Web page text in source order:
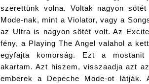
szerettünk volna. Voltak nagyon
Mode-nak, mint a Violator, vagy a
az Ultra is nagyon sötét volt. Az
fény, a Playing The Angel valahol a
egyfajta komorság. Ezt a mostanit
akartam. Azt hiszem, visszaadja azt
emberek a Depeche Mode-ot látják.